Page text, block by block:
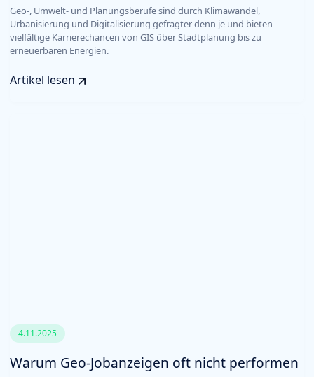
Geo-, Umwelt- und Planungsberufe sind durch Klimawandel,
Urbanisierung und Digitalisierung gefragter denn je und bieten
vielfältige Karrierechancen von GIS über Stadtplanung bis zu
erneuerbaren Energien.
Artikel lesen
4.11.2025
Warum Geo-Jobanzeigen oft nicht performen